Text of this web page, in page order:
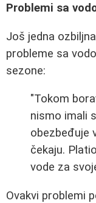
Problemi sa
Još jedna
probleme sa
sezone:
"Tokom
nismo imali
obezbeđuje
čekaju.
vode za
Ovakvi problemi